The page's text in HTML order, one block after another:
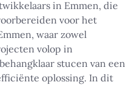
in Emmen, die
voor het
waar zowel
volop in
stucen van een
oplossing. In dit